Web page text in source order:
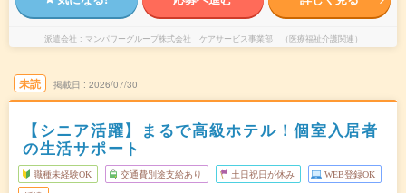
派遣会社 マンパワーグループ株式会社 ケアサービス事業部 （医療福祉介護関連）
未読 掲載日 2026/07/30
【シニア活躍】まるで高級ホテル！個室入居者
の生活サポート
職種未経験OK 交通費別途支給あり 土日祝日が休み WEB登録OK